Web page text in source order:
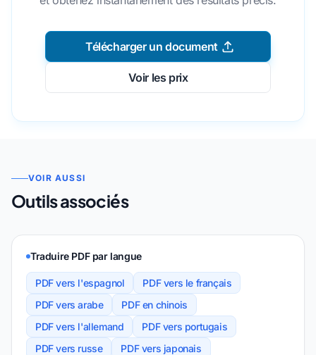
Télécharger un document
Voir les prix
VOIR AUSSI
Outils associés
Traduire PDF par langue
PDF vers l'espagnol
PDF vers le français
PDF vers arabe
PDF en chinois
PDF vers l'allemand
PDF vers portugais
PDF vers russe
PDF vers japonais